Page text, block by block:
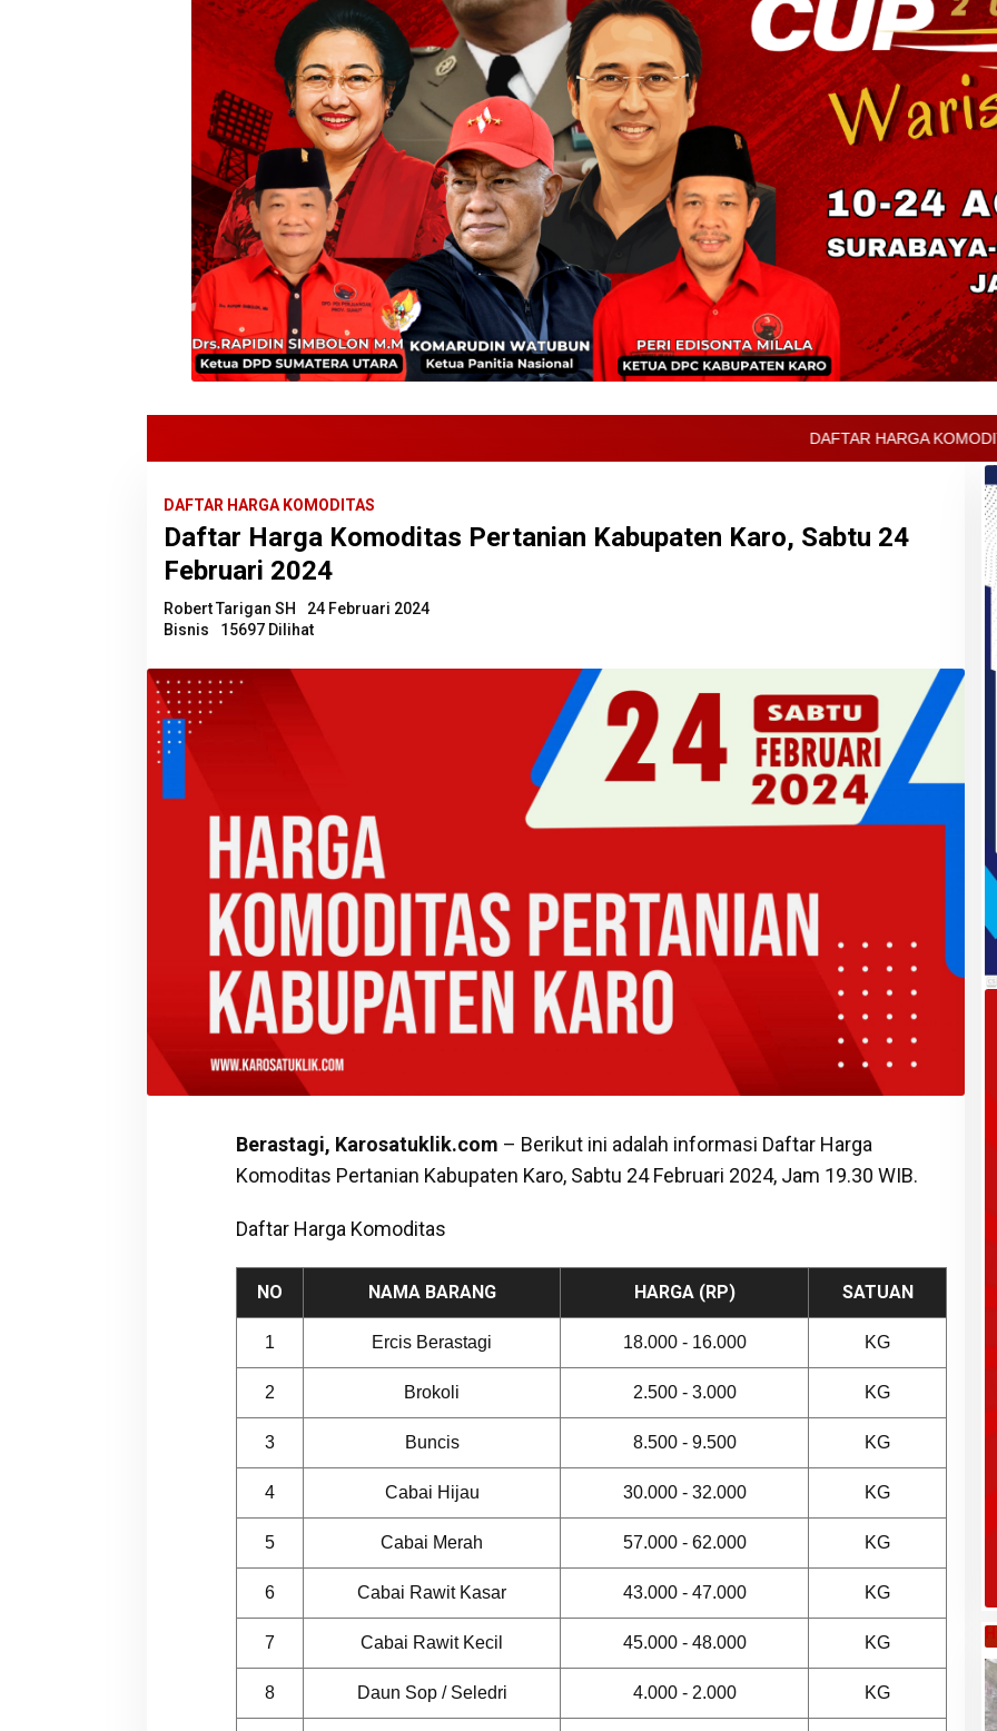
DAFTAR HARGA KOMODITAS
DAFTAR HARGA KOMODITAS
Daftar Harga Komoditas Pertanian Kabupaten Karo, Sabtu 24
Februari 2024
Robert Tarigan SH
24 Februari 2024
Bisnis
15697 Dilihat
Berastagi, Karosatuklik.com – Berikut ini adalah informasi Daftar Harga
Komoditas Pertanian Kabupaten Karo, Sabtu 24 Februari 2024, Jam 19.30 WIB.
Daftar Harga Komoditas
NO NAMA BARANG HARGA (RP) SATUAN
1 Ercis Berastagi 18.000 - 16.000 KG
2 Brokoli 2.500 - 3.000 KG
3 Buncis 8.500 - 9.500 KG
4 Cabai Hijau 30.000 - 32.000 KG
5 Cabai Merah 57.000 - 62.000 KG
6 Cabai Rawit Kasar 43.000 - 47.000 KG
7 Cabai Rawit Kecil 45.000 - 48.000 KG
8 Daun Sop / Seledri 4.000 - 2.000 KG